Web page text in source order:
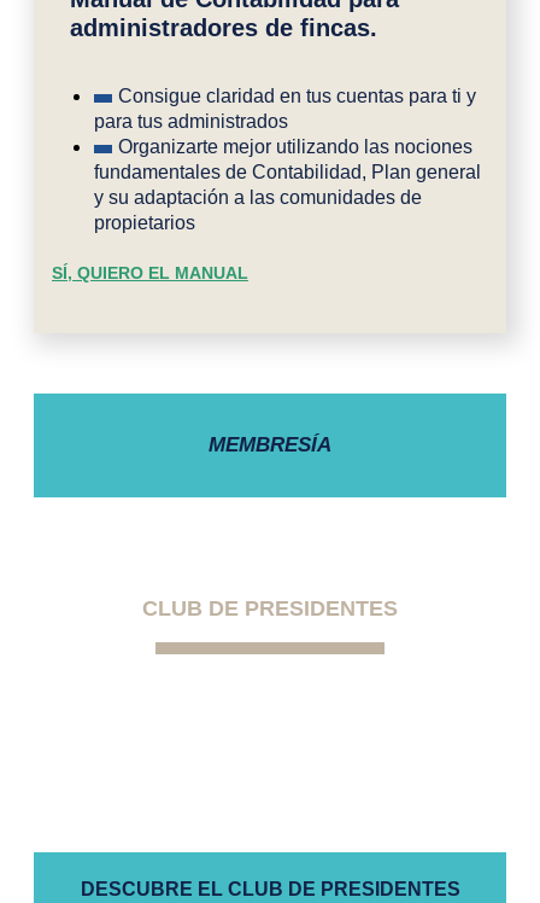
administradores de fincas.
Consigue claridad en tus cuentas para ti y
para tus administrados
Organizarte mejor utilizando las nociones
fundamentales de Contabilidad, Plan general
y su adaptación a las comunidades de
propietarios
SÍ, QUIERO EL MANUAL
MEMBRESÍA
CLUB DE PRESIDENTES
DESCUBRE EL CLUB DE PRESIDENTES